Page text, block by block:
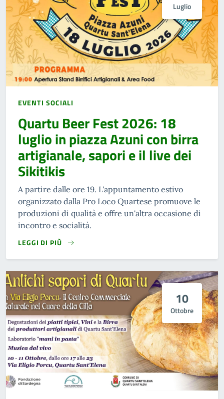
Luglio
EVENTI SOCIALI
Quartu Beer Fest 2026: 18
luglio in piazza Azuni con birra
artigianale, sapori e il live dei
Sikitikis
A partire dalle ore 19. L'appuntamento estivo
organizzato dalla Pro Loco Quartese promuove le
produzioni di qualità e offre un'altra occasione di
incontro e socialità.
LEGGI DI PIÙ
10
Ottobre